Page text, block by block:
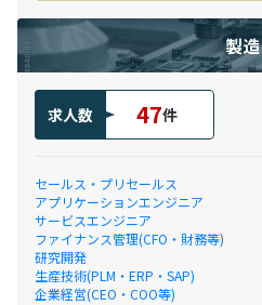
製造
求人数 47件
セールス・プリセールス
アプリケーションエンジニア
サービスエンジニア
ファイナンス管理(CFO・財務等)
研究開発
生産技術(PLM・ERP・SAP)
企業経営(CEO・COO等)